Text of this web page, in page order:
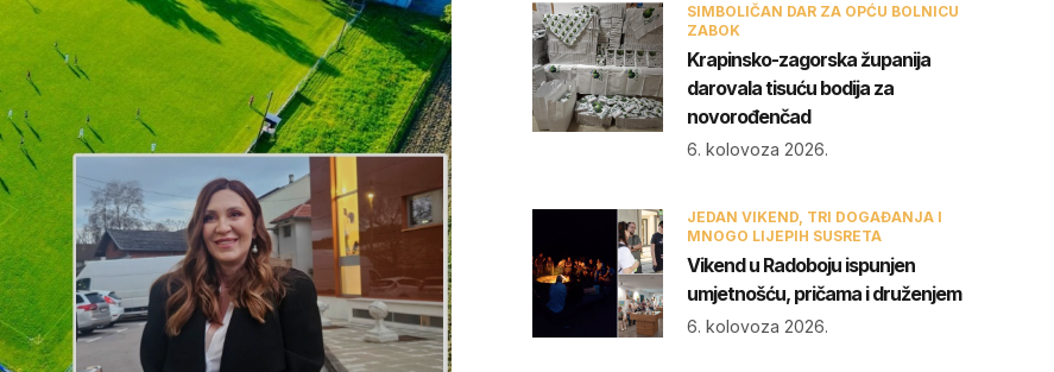
SIMBOLIČAN DAR ZA OPĆU BOLNICU
ZABOK
Krapinsko-zagorska županija
darovala tisuću bodija za
novorođenčad
6. kolovoza 2026.
JEDAN VIKEND, TRI DOGAĐANJA I
MNOGO LIJEPIH SUSRETA
Vikend u Radoboju ispunjen
umjetnošću, pričama i druženjem
6. kolovoza 2026.